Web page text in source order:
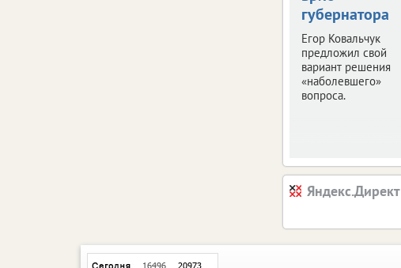
губернатора
Егор Ковальчук
предложил свой
вариант решения
«наболевшего»
вопроса.
Яндекс.Директ